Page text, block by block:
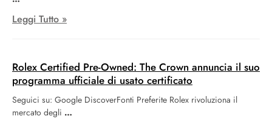
Leggi Tutto »
Rolex Certified Pre-Owned: The Crown annuncia il suo
programma ufficiale di usato certificato
Seguici su: Google DiscoverFonti Preferite Rolex rivoluziona il
mercato degli